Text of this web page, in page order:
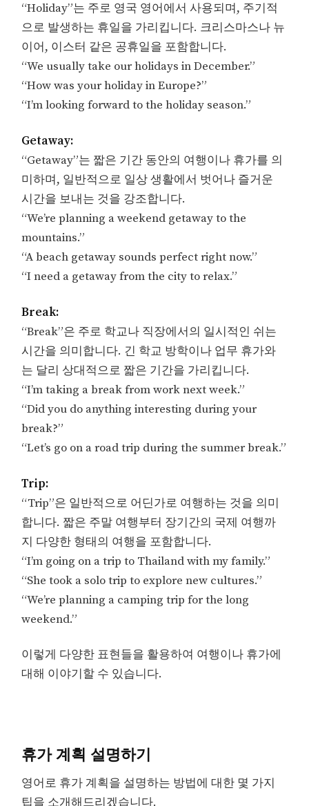
“Holiday”는 주로 영국 영어에서 사용되며, 주기적
으로 발생하는 휴일을 가리킵니다. 크리스마스나 뉴
이어, 이스터 같은 공휴일을 포함합니다.
“We usually take our holidays in December.”
“How was your holiday in Europe?”
“I’m looking forward to the holiday season.”
Getaway:
“Getaway”는 짧은 기간 동안의 여행이나 휴가를 의
미하며, 일반적으로 일상 생활에서 벗어나 즐거운
시간을 보내는 것을 강조합니다.
“We’re planning a weekend getaway to the
mountains.”
“A beach getaway sounds perfect right now.”
“I need a getaway from the city to relax.”
Break:
“Break”은 주로 학교나 직장에서의 일시적인 쉬는
시간을 의미합니다. 긴 학교 방학이나 업무 휴가와
는 달리 상대적으로 짧은 기간을 가리킵니다.
“I’m taking a break from work next week.”
“Did you do anything interesting during your
break?”
“Let’s go on a road trip during the summer break.”
Trip:
“Trip”은 일반적으로 어딘가로 여행하는 것을 의미
합니다. 짧은 주말 여행부터 장기간의 국제 여행까
지 다양한 형태의 여행을 포함합니다.
“I’m going on a trip to Thailand with my family.”
“She took a solo trip to explore new cultures.”
“We’re planning a camping trip for the long
weekend.”
이렇게 다양한 표현들을 활용하여 여행이나 휴가에
대해 이야기할 수 있습니다.
휴가 계획 설명하기
영어로 휴가 계획을 설명하는 방법에 대한 몇 가지
팁을 소개해드리겠습니다.